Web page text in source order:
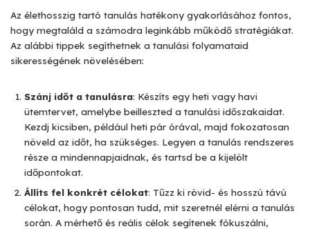
Az élethosszig tartó tanulás hatékony gyakorlásához fontos,
hogy megtaláld a számodra leginkább működő stratégiákat.
Az alábbi tippek segíthetnek a tanulási folyamataid
sikerességének növelésében:
Szánj időt a tanulásra: Készíts egy heti vagy havi
ütemtervet, amelybe beilleszted a tanulási időszakaidat.
Kezdj kicsiben, például heti pár órával, majd fokozatosan
növeld az időt, ha szükséges. Legyen a tanulás rendszeres
része a mindennapjaidnak, és tartsd be a kijelölt
időpontokat.
Állíts fel konkrét célokat: Tűzz ki rövid- és hosszú távú
célokat, hogy pontosan tudd, mit szeretnél elérni a tanulás
során. A mérhető és reális célok segítenek fókuszálni,